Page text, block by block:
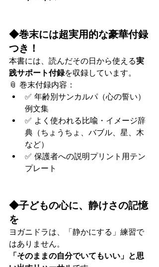
◆巻末には超実用的な豪華付録
つき！
本書には、読んだその日から使える実
践サポート付録を収録しています。
📎 巻末付録内容：
✅ 年齢別サンカルパ（心の誓い）
例文集
✅ よく使われる比喩・イメージ辞
典（ちょうちょ、バブル、星、木
など）
✅ 保護者への説明プリント用テン
プレート
◆子どもの心に、静けさの記憶
を
ヨガニドラは、「静かにする」練習で
はありません。
「そのままの自分でいてもいい」と思